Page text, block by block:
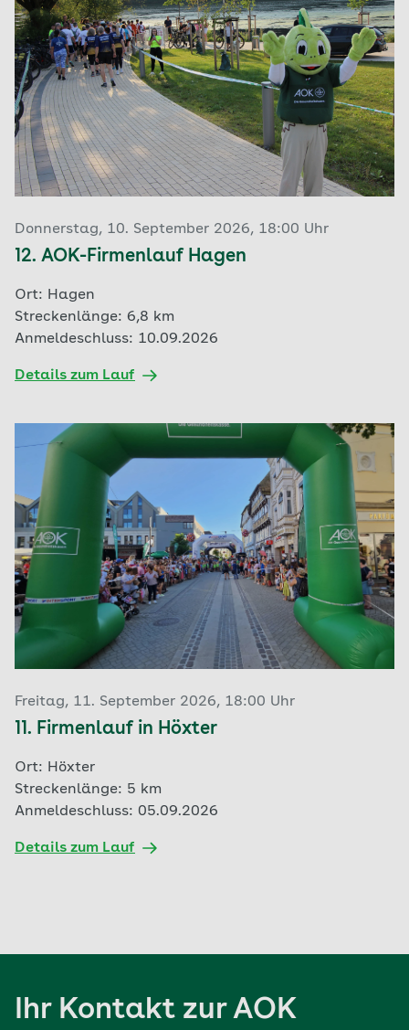
Donnerstag, 10. September 2026, 18:00 Uhr
12. AOK-Firmenlauf Hagen
Ort: Hagen
Streckenlänge: 6,8 km
Anmeldeschluss: 10.09.2026
Details zum Lauf
Freitag, 11. September 2026, 18:00 Uhr
11. Firmenlauf in Höxter
Ort: Höxter
Streckenlänge: 5 km
Anmeldeschluss: 05.09.2026
Details zum Lauf
Ihr Kontakt zur AOK